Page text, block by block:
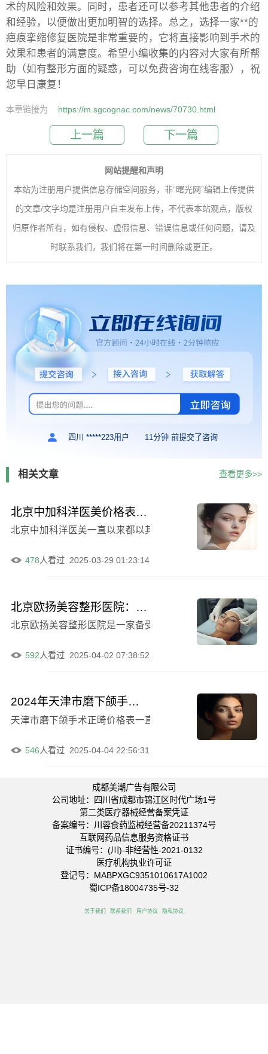
术的风险和效果。同时，患者还可以参考其他患者的介绍
和经验，以便做出更加明智的选择。总之，选择一家**的
疤痕挛缩修复医院是非常重要的，它将直接影响到手术的
效果和患者的满意度。希望小编收集的内容对大家有所帮
助（如有整形方面的疑惑，可以免费咨询在线客服），祝
您早日康复！
本章链接为 https://m.sgcognac.com/news/70730.html
上一篇 下一篇
网站提醒和声明
本站为注册用户提供信息存储空间服务，非“曙光网”编辑上传提供
的文章/文字均是注册用户自主发布上传，不代表本站观点，版权
归原作者所有，如有侵权、虚假信息、错误信息或任何问题，请及
时联系我们，我们将在第一时间删除或更正。
四川 *****223用户 11分钟 前提交了咨询
相关文章 查看更多>>
北京中加科洋医美价格表真实呈现（中加科洋医美隆鼻肋骨手术例子）
北京中加科洋医美一直以来都以其专业的技术和优质的服务
2025-03-29 01:23:14
478人看过
北京欧扬美容整形医院：激光祛皮脂腺痣的理想之选
北京欧扬美容整形医院是一家备受赞誉的医疗机构，以其专
2025-04-02 07:38:52
592人看过
2024年天津市磨下颌手术正畸价格表是否存在（天津市磨下颌手术在北京的费用是多少）
天津市磨下颌手术正畸价格表一直是人们关注的焦点，特别
2025-04-04 22:56:31
546人看过
成都美潮广告有限公司
公司地址：四川省成都市锦江区时代广场1号
第二类医疗器械经营备案凭证
备案编号：川蓉食药监械经营备20211374号
互联网药品信息服务资格证书
证书编号：(川)-非经营性-2021-0132
医疗机构执业许可证
登记号：MABPXGC9351010617A1002
蜀ICP备18004735号-32
关于我们 联系我们 用户协议 隐私协议